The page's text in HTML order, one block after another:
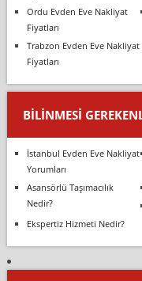
Ordu Evden Eve Nakliyat
Fiyatları
Trabzon Evden Eve Nakliyat
Fiyatları
BILINMESI
İstanbul Evden Eve Nakliyat
Yorumları
Asansörlü Taşımacılık
Nedir?
Ekspertiz Hizmeti Nedir?